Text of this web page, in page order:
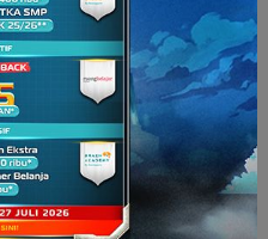
semua dilakukan demi
terhadap pelajaran Kimia.
Meme